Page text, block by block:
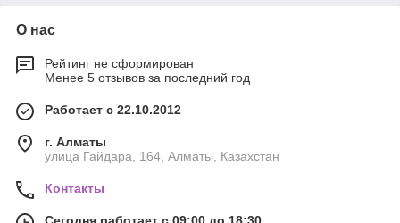
О нас
Рейтинг не сформирован
Менее 5 отзывов за последний год
Работает с 22.10.2012
г. Алматы
улица Гайдара, 164, Алматы, Казахстан
Контакты